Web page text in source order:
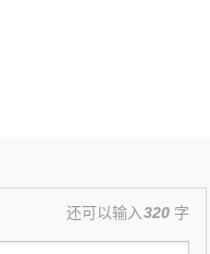
还可以输入320 字